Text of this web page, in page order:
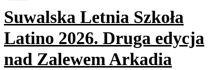
Suwalska Letnia Szkoła
Latino 2026. Druga edycja
nad Zalewem Arkadia